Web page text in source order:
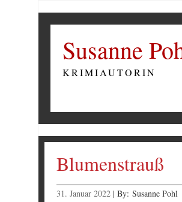
Susanne
KRIMIAUTORIN
Blumenstrauß
31. Januar 2022 | By: Susanne Pohl